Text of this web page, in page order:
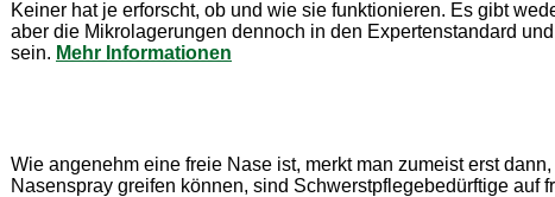
Keiner hat je erforscht, ob und wie sie funktionieren. Es gibt
aber die Mikrolagerungen dennoch in den Expertenstandard
sein. Mehr Informationen
Wie angenehm eine freie Nase ist, merkt man zumeist erst
Nasenspray greifen können, sind Schwerstpflegebedürftige